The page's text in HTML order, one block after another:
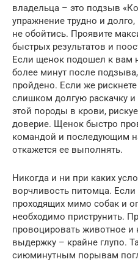
владельца – это подзыв
упражнение трудно и
не обойтись. Проявите
быстрых результатов и
Если щенок подошел к вам
более минут после
пройдено. Если же рискнете
слишком долгую раскачку
этой породы в крови,
доверие. Щенок быстро
командой и последующим
откажется ее выполнять.
Никогда и ни при каких
ворчливость питомца. Если
проходящих мимо собак и
необходимо приструнить.
провоцировать животное и
выдержку – крайне глупо.
сиюминутным порывам